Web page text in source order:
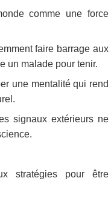
comme une force
faire barrage aux
un malade pour tenir.
une mentalité qui rend
signaux extérieurs ne
stratégies pour être